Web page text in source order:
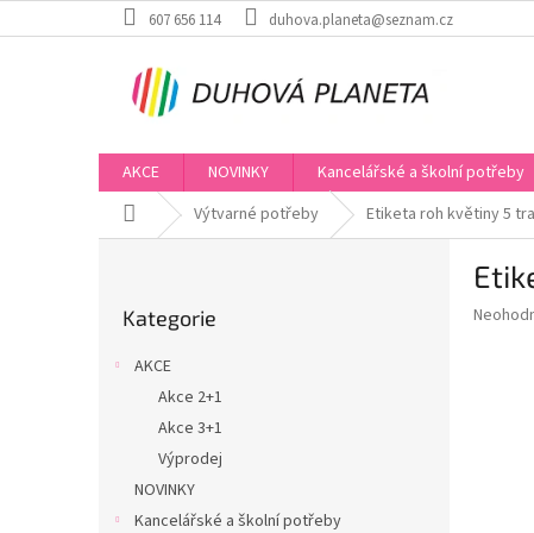
na
607 656 114 duhova.planeta@seznam.cz
AKCE NOVINKY Kancelářské a školní potřeby
Domů Výtvarné potřeby Etiketa roh květiny 5
kategorie
Kategorie
AKCE
Akce 2+1
Akce 3+1
Výprodej
NOVINKY
Kancelářské a školní potřeby